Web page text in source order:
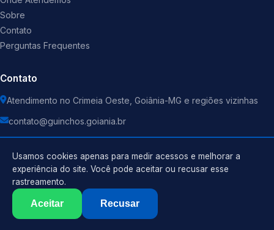
Sobre
Contato
Perguntas Frequentes
Contato
Atendimento no Crimeia Oeste, Goiânia-MG e regiões vizinhas
contato@guinchos.goiania.br
Guincho . Todos os direitos reservados.
Usamos cookies apenas para medir acessos e melhorar a
experiência do site. Você pode aceitar ou recusar esse
rastreamento.
Aceitar Recusar